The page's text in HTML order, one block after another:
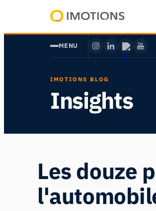
contenu
Human
MENU
IMOTIONS BLOG
Insights
Les douze